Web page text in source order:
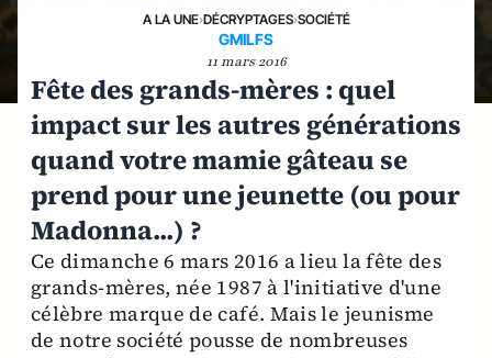
A LA UNE›DÉCRYPTAGES›SOCIÉTÉ
GMILFS
11 mars 2016
Fête des grands-mères : quel
impact sur les autres générations
quand votre mamie gâteau se
prend pour une jeunette (ou pour
Madonna...) ?
Ce dimanche 6 mars 2016 a lieu la fête des
grands-mères, née 1987 à l'initiative d'une
célèbre marque de café. Mais le jeunisme
de notre société pousse de nombreuses